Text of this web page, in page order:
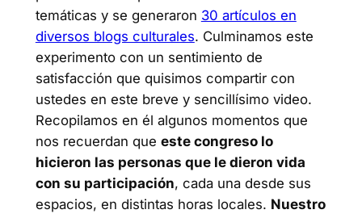
temáticas y se generaron 30 artículos en
diversos blogs culturales. Culminamos este
experimento con un sentimiento de
satisfacción que quisimos compartir con
ustedes en este breve y sencillísimo video.
Recopilamos en él algunos momentos que
nos recuerdan que este congreso lo
hicieron las personas que le dieron vida
con su participación, cada una desde sus
espacios, en distintas horas locales. Nuestro